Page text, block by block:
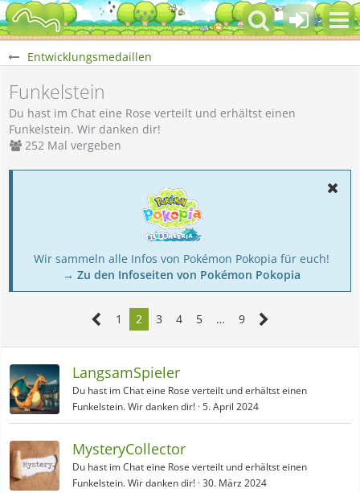
Entwicklungsmedaillen
Funkelstein
Du hast im Chat eine Rose verteilt und erhältst einen
Funkelstein. Wir danken dir!
252 Mal vergeben
Wir sammeln alle Infos von Pokémon Pokopia für euch!
→ Zu den Infoseiten von Pokémon Pokopia
1 2 3 4 5 … 9
LangsamSpieler
Du hast im Chat eine Rose verteilt und erhältst einen
Funkelstein. Wir danken dir! 5. April 2024
MysteryCollector
Du hast im Chat eine Rose verteilt und erhältst einen
Funkelstein. Wir danken dir! 30. März 2024